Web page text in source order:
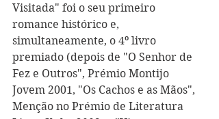
Visitada" foi o seu primeiro
romance histórico e,
simultaneamente, o 4º livro
premiado (depois de "O Senhor de
Fez e Outros", Prémio Montijo
Jovem 2001, "Os Cachos e as Mãos",
Menção no Prémio de Literatura